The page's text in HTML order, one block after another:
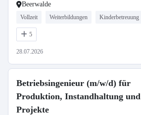
Beerwalde
Vollzeit Weiterbildungen Kinderbetreuung
5
28.07.2026
Betriebsingenieur (m/w/d) für
Produktion, Instandhaltung und
Projekte